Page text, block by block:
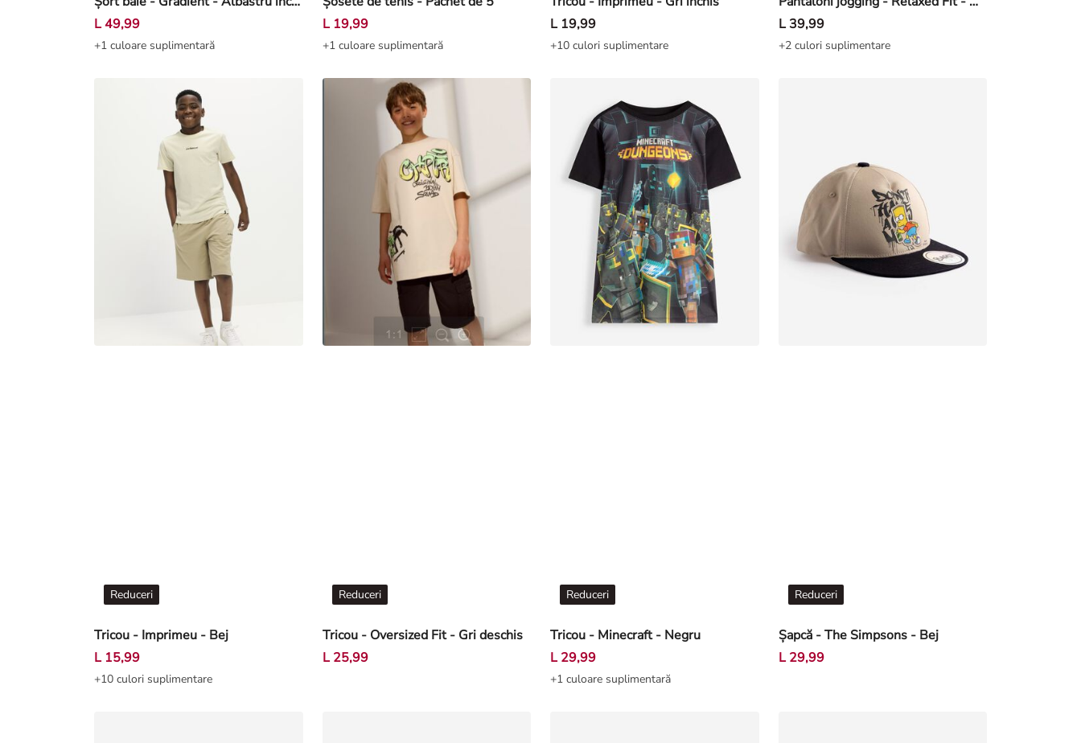
L 49,99
+1 culoare suplimentară
L 19,99
+1 culoare suplimentară
L 19,99
+10 culori suplimentare
L 39,99
+2 culori suplimentare
Tricou - Imprimeu - Bej
Reduceri
L 15,99
+10 culori suplimentare
Tricou - Oversized Fit - Gri deschis
Reduceri
L 25,99
Tricou - Minecraft - Negru
Reduceri
L 29,99
+1 culoare suplimentară
Șapcă - The Simpsons - Bej
Reduceri
L 29,99